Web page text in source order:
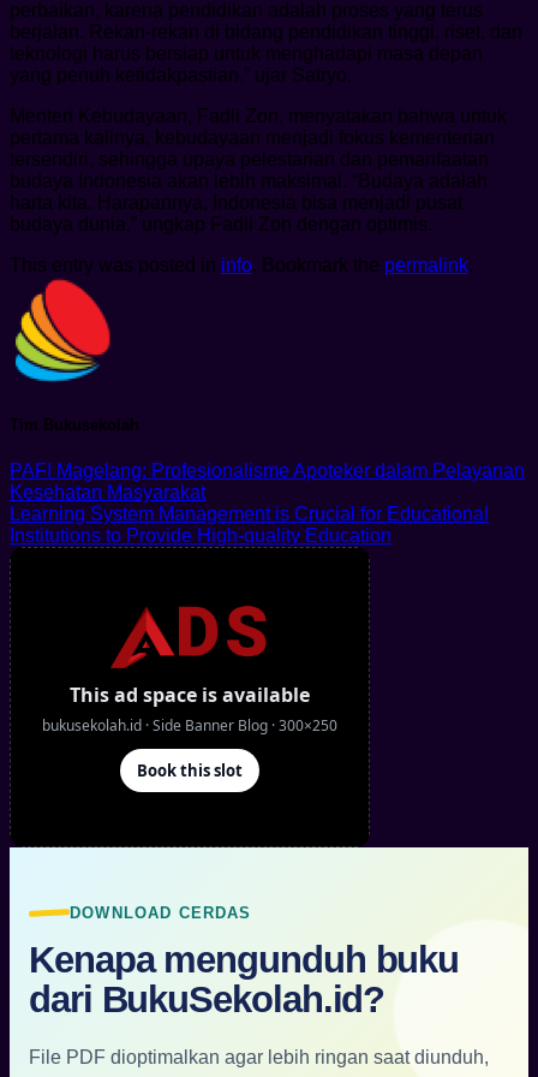
perbaikan, karena pendidikan adalah proses yang terus
berjalan. Rekan-rekan di bidang pendidikan tinggi, riset, dan
teknologi harus bersiap untuk menghadapi masa depan
yang penuh ketidakpastian,” ujar Satryo.
Menteri Kebudayaan, Fadli Zon, menyatakan bahwa untuk
pertama kalinya, kebudayaan menjadi fokus kementerian
tersendiri, sehingga upaya pelestarian dan pemanfaatan
budaya Indonesia akan lebih maksimal. “Budaya adalah
harta kita. Harapannya, Indonesia bisa menjadi pusat
budaya dunia,” ungkap Fadli Zon dengan optimis.
This entry was posted in info. Bookmark the permalink.
Tim Bukusekolah
PAFI Magelang: Profesionalisme Apoteker dalam Pelayanan
Kesehatan Masyarakat
Learning System Management is Crucial for Educational
Institutions to Provide High-quality Education
DOWNLOAD CERDAS
Kenapa mengunduh buku
dari BukuSekolah.id?
File PDF dioptimalkan agar lebih ringan saat diunduh,